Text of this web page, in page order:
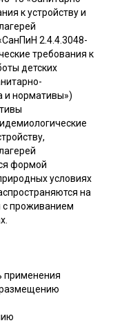
к устройству и
2.4.4.3048-
требования к
детских
и нормативы»)
формой
условиях
на
с проживанием
применения
размещению